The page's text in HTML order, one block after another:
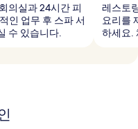
의실과 24시간 피
인 업무 후 스파 서
수 있습니다.
레스토
요리를
하세요.